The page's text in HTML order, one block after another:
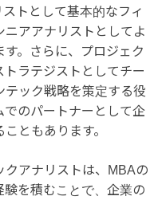
トとして基本的なフィ
ニアアナリストとしてよ
。さらに、プロジェク
トラテジストとしてチー
テック戦略を策定する役
のパートナーとして企
ともあります。
クアナリストは、MBAの
を積むことで、企業の